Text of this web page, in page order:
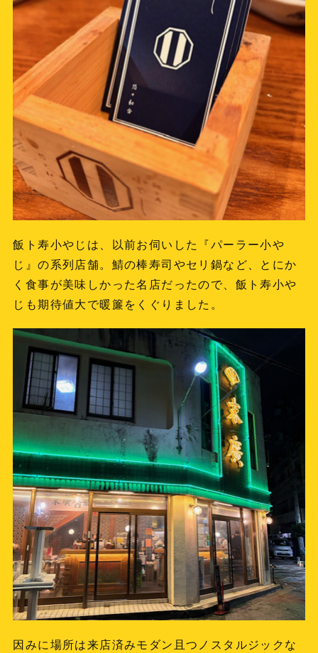
飯ト寿小やじは、以前お伺いした『パーラー小や
じ』の系列店舗。鯖の棒寿司やセリ鍋など、とにか
く食事が美味しかった名店だったので、飯ト寿小や
じも期待値大で暖簾をくぐりました。
因みに場所は来店済みモダン且つノスタルジックな